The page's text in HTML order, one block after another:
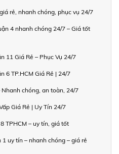
rẻ, nhanh chóng, phục vụ 24/7
4 nhanh chóng 24/7 – Giá tốt
11 Giá Rẻ – Phục Vụ 24/7
6 TP.HCM Giá Rẻ | 24/7
chóng, an toàn, 24/7
Giá Rẻ | Uy Tín 24/7
TPHCM – uy tín, giá tốt
uy tín – nhanh chóng – giá rẻ